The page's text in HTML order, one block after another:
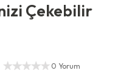
Yetkili Satıcı
0 Yorum